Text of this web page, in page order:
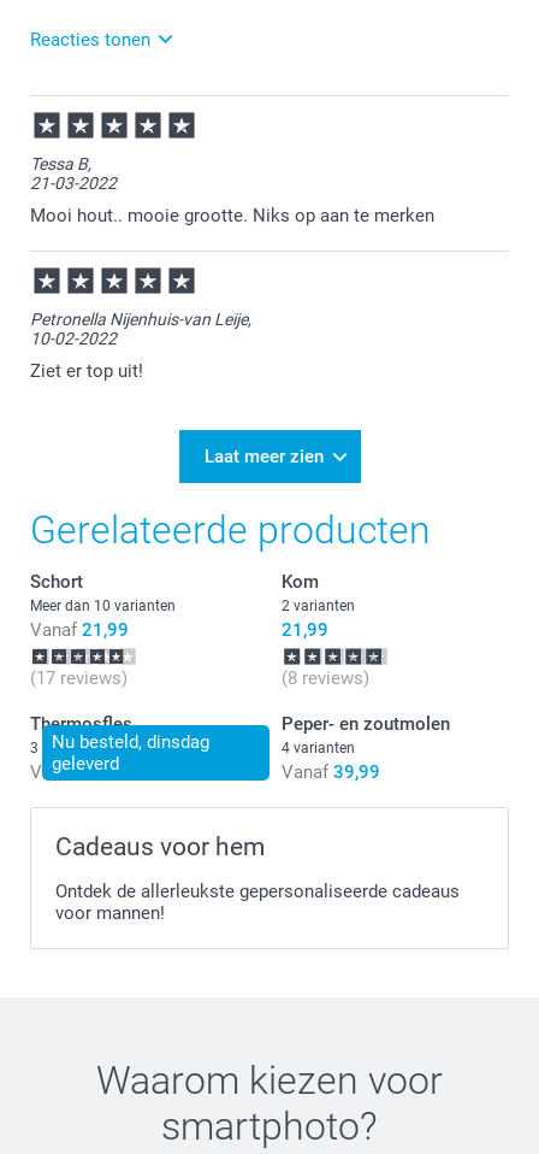
Reacties tonen
28-12-2022
14:35
Bedankt voor je bericht. Vervelend om te vernemen.
Zou je ons een mail willen sturen met je
ordernummer en je klacht? De klantenservice helpt
je graag verder! service@smartphoto.nl
Tessa B,
21-03-2022
Mooi hout.. mooie grootte. Niks op aan te merken
Petronella Nijenhuis-van Leije,
10-02-2022
Ziet er top uit!
Laat meer zien
Gerelateerde producten
Schort
Meer dan 10 varianten
Vanaf 21,99
(17 reviews)
Kom
2 varianten
21,99
(8 reviews)
Nu besteld, dinsdag
geleverd
Thermosfles
3 varianten
Vanaf 23,99
Peper- en zoutmolen
4 varianten
Vanaf 39,99
Cadeaus voor hem
Ontdek de allerleukste gepersonaliseerde cadeaus
voor mannen!
Waarom kiezen voor
smartphoto?